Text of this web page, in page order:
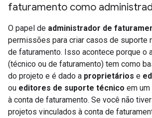
faturamento como
O papel de administrador de
permissões para criar casos de suporte
de faturamento. Isso acontece porque o
(técnico ou de faturamento) tem como
do projeto e é dado a proprietários e
ou editores de suporte técnico em
à conta de faturamento. Se você não
projetos vinculados à conta de